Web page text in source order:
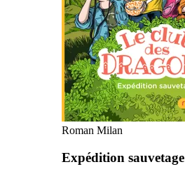
Roman Milan
Expédition sauvetage